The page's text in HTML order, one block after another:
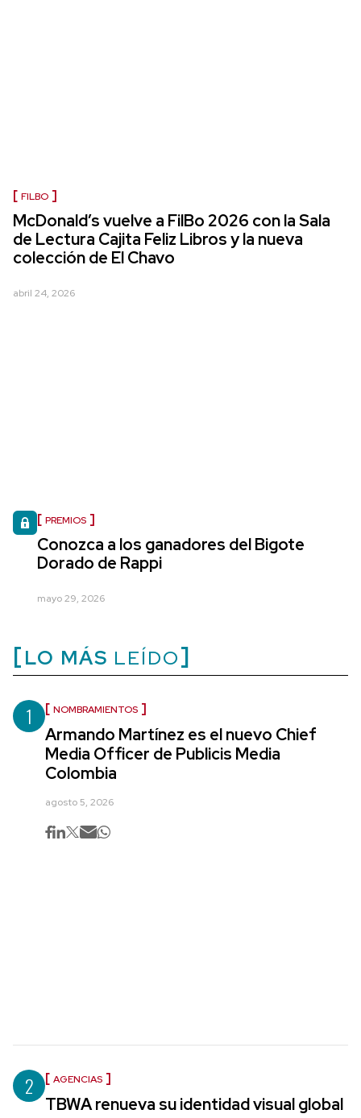
FILBO
McDonald’s vuelve a FilBo 2026 con la Sala
de Lectura Cajita Feliz Libros y la nueva
colección de El Chavo
abril 24, 2026
PREMIOS
Conozca a los ganadores del Bigote
Dorado de Rappi
mayo 29, 2026
LO MÁS LEÍDO
1 NOMBRAMIENTOS
Armando Martínez es el nuevo Chief
Media Officer de Publicis Media
Colombia
agosto 5, 2026
2 AGENCIAS
TBWA renueva su identidad visual global